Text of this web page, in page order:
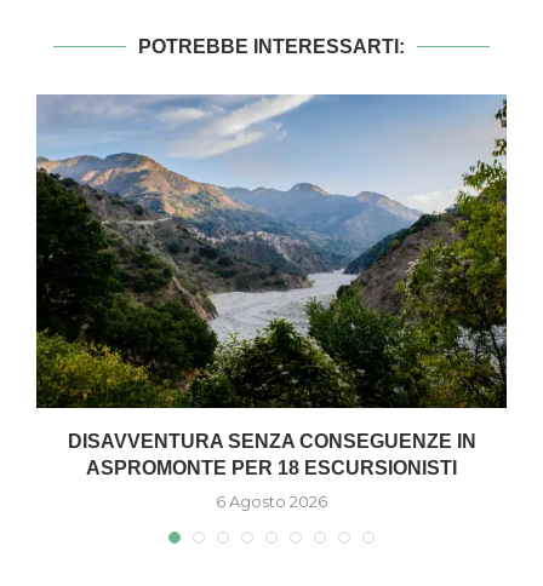
POTREBBE INTERESSARTI:
DISAVVENTURA SENZA CONSEGUENZE IN
ASPROMONTE PER 18 ESCURSIONISTI
6 Agosto 2026